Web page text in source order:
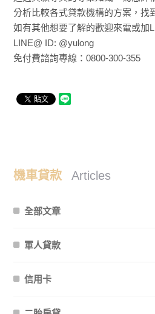
分析比較各式貸款機構的方案，找
如有其他想要了解的歡迎來電或加
LINE@ ID: @yulong
免付費諮詢專線：0800-300-355
機車貸款 Articles
全部文章
軍人貸款
信用卡